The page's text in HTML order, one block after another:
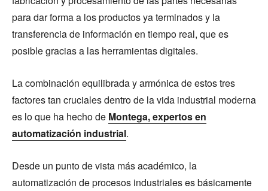
para dar forma a los productos ya terminados y la
transferencia de información en tiempo real, que es
posible gracias a las herramientas digitales.
La combinación equilibrada y armónica de estos tres
factores tan cruciales dentro de la vida industrial moderna
es lo que ha hecho de Montega, expertos en
automatización industrial.
Desde un punto de vista más académico, la
automatización de procesos industriales es básicamente